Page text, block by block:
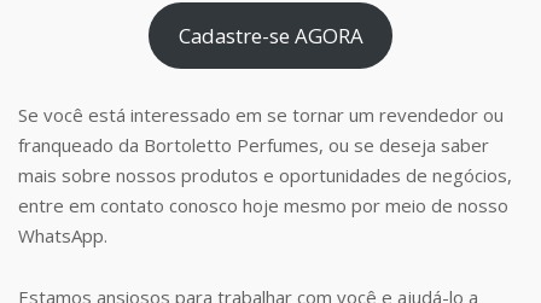
Cadastre-se AGORA
Se você está interessado em se tornar um revendedor ou
franqueado da Bortoletto Perfumes, ou se deseja saber
mais sobre nossos produtos e oportunidades de negócios,
entre em contato conosco hoje mesmo por meio de nosso
WhatsApp.
Estamos ansiosos para trabalhar com você e ajudá-lo a